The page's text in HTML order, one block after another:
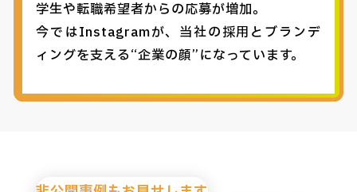
学生や転職希望者からの応募が増加。
今ではInstagramが、当社の採用とブランデ
ィングを支える“企業の顔”になっています。